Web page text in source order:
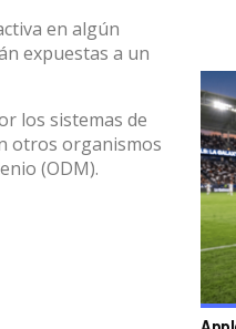
en algún
expuestas a un
los sistemas de
otros organismos
(ODM).